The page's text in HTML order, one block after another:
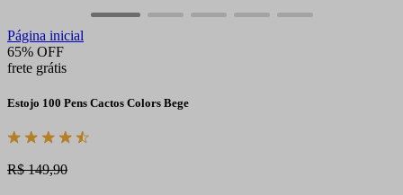
Página inicial
65% OFF
frete grátis
Estojo 100 Pens Cactos Colors Bege
R$ 149,90